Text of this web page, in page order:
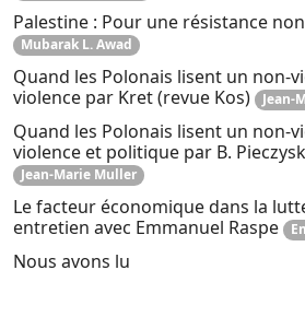
Palestine : Pour une résistance
Mubarak L. Awad
Quand les Polonais lisent un non-
violence par Kret (revue Kos)
Jean-
Quand les Polonais lisent un non-
violence et politique par B.
Jean-Marie Muller
Le facteur économique dans la
entretien avec Emmanuel Raspe
Nous avons lu